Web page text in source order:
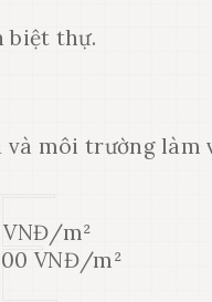
biệt thự.
và môi trường làm
VNĐ/m²
VNĐ/m²